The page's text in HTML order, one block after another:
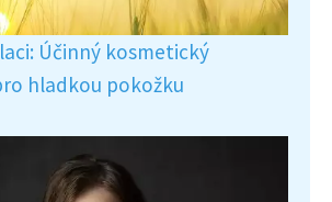
Účinný kosmetický
hladkou pokožku